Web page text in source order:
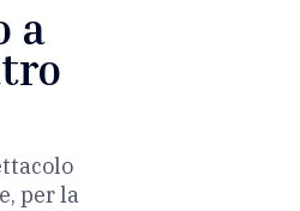
a
per la